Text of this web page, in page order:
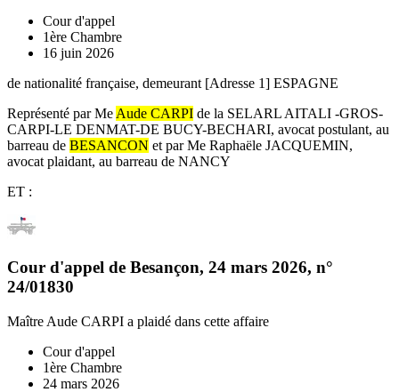
Cour d'appel
1ère Chambre
16 juin 2026
de nationalité française, demeurant [Adresse 1] ESPAGNE
Représenté par Me Aude CARPI de la SELARL AITALI -GROS-
CARPI-LE DENMAT-DE BUCY-BECHARI, avocat postulant, au
barreau de BESANCON et par Me Raphaële JACQUEMIN,
avocat plaidant, au barreau de NANCY
ET :
Cour d'appel de Besançon, 24 mars 2026, n°
24/01830
Maître Aude CARPI a plaidé dans cette affaire
Cour d'appel
1ère Chambre
24 mars 2026